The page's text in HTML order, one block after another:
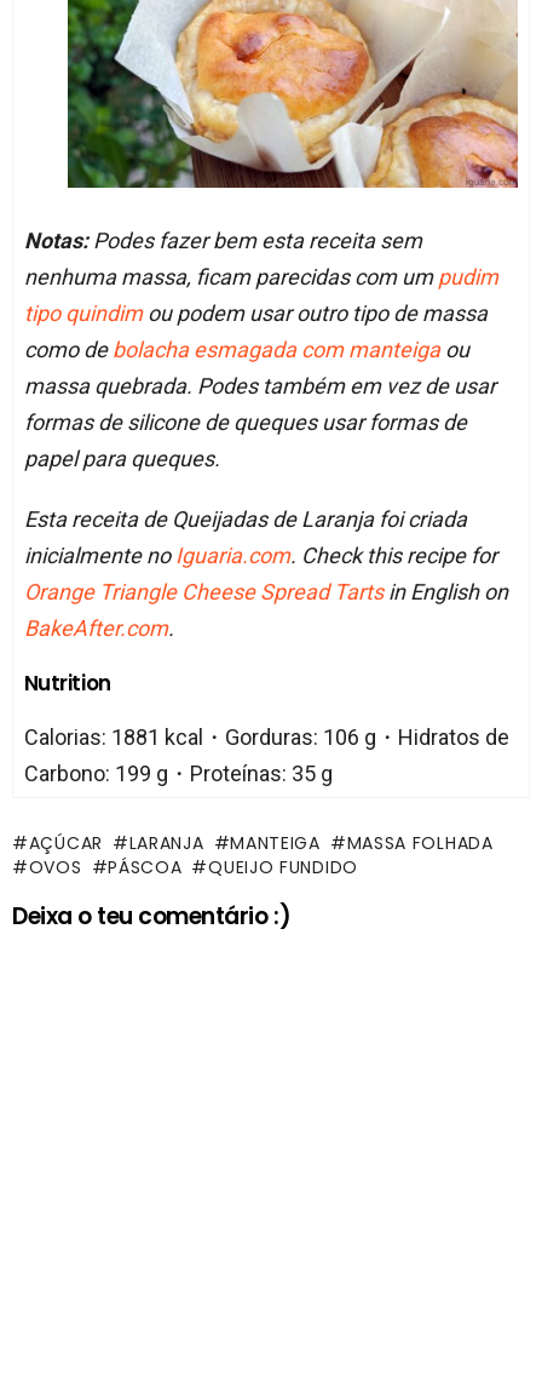
Notas:Podes fazer bem esta receita sem
nenhuma massa, ficam parecidas com umpudim
tipo quindimou podem usar outro tipo de massa
como debolacha esmagada com manteigaou
massa quebrada. Podes também em vez de usar
formas de silicone de queques usar formas de
papel para queques.
Esta receita de Queijadas de Laranja foi criada
inicialmente no Iguaria.com. Check this recipe for
Orange Triangle Cheese Spread Tartsin English on
BakeAfter.com.
Nutrition
Calorias: 1881 kcal・Gorduras: 106 g・Hidratos de
Carbono: 199 g・Proteínas: 35 g
AÇÚCAR LARANJA MANTEIGA
MASSA FOLHADA
OVOS
PÁSCOA QUEIJO FUNDIDO
Deixa o teu comentário :)